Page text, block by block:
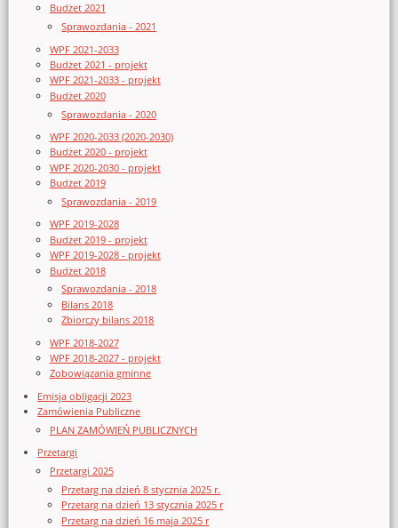
Budżet 2021
Sprawozdania - 2021
WPF 2021-2033
Budżet 2021 - projekt
WPF 2021-2033 - projekt
Budżet 2020
Sprawozdania - 2020
WPF 2020-2033 (2020-2030)
Budżet 2020 - projekt
WPF 2020-2030 - projekt
Budżet 2019
Sprawozdania - 2019
WPF 2019-2028
Budżet 2019 - projekt
WPF 2019-2028 - projekt
Budżet 2018
Sprawozdania - 2018
Bilans 2018
Zbiorczy bilans 2018
WPF 2018-2027
WPF 2018-2027 - projekt
Zobowiązania gminne
Emisja obligacji 2023
Zamówienia Publiczne
PLAN ZAMÓWIEŃ PUBLICZNYCH
Przetargi
Przetargi 2025
Przetarg na dzień 8 stycznia 2025 r.
Przetarg na dzień 13 stycznia 2025 r
Przetarg na dzień 16 maja 2025 r